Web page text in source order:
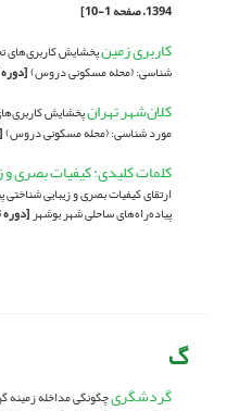
1394، صفحه 1-10]
کاربری زمینپخشایش کاربری‌های
شناسی: (محله مسکونی دروس)[دوره 3، شماره 2، 1394، صفحه
کلان‌شهر تهرانپخشایش
مورد شناسی: (محله مسکونی دروس)
کلمات کلیدی: کیفیات بصری و
ارتقای کیفیات بصری و زیبایی
پیاده‌راه‌های ساحلی شهر بوشهر [دوره 3، شماره 1، 1394، صفحه 31-46]
گ
گردشگریچگونگی مداخله زمینه